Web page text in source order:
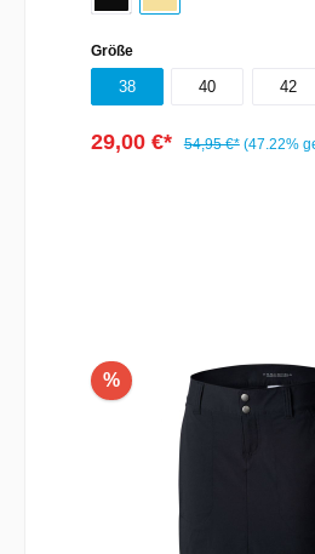
Active Fit
Material: Omni-Shield™ Summiteer Lite aus 96
Größe
38 40 42
29,00 €* 54,95 €* (47.22%
%